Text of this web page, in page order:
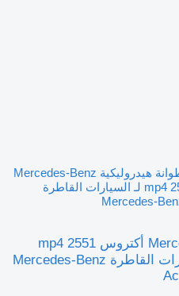
أسطوانة هيدروليكية Mercedes-Benz
أكتروس mp4 2551 (01.12-) A0035530405 لـ السيارات القاطرة
Mercedes-
أسطوانة هيدروليكية Mercedes-Benz أكتروس mp4 2551
(01.12-) A0035530405 لـ السيارات القاطرة Mercedes-Benz